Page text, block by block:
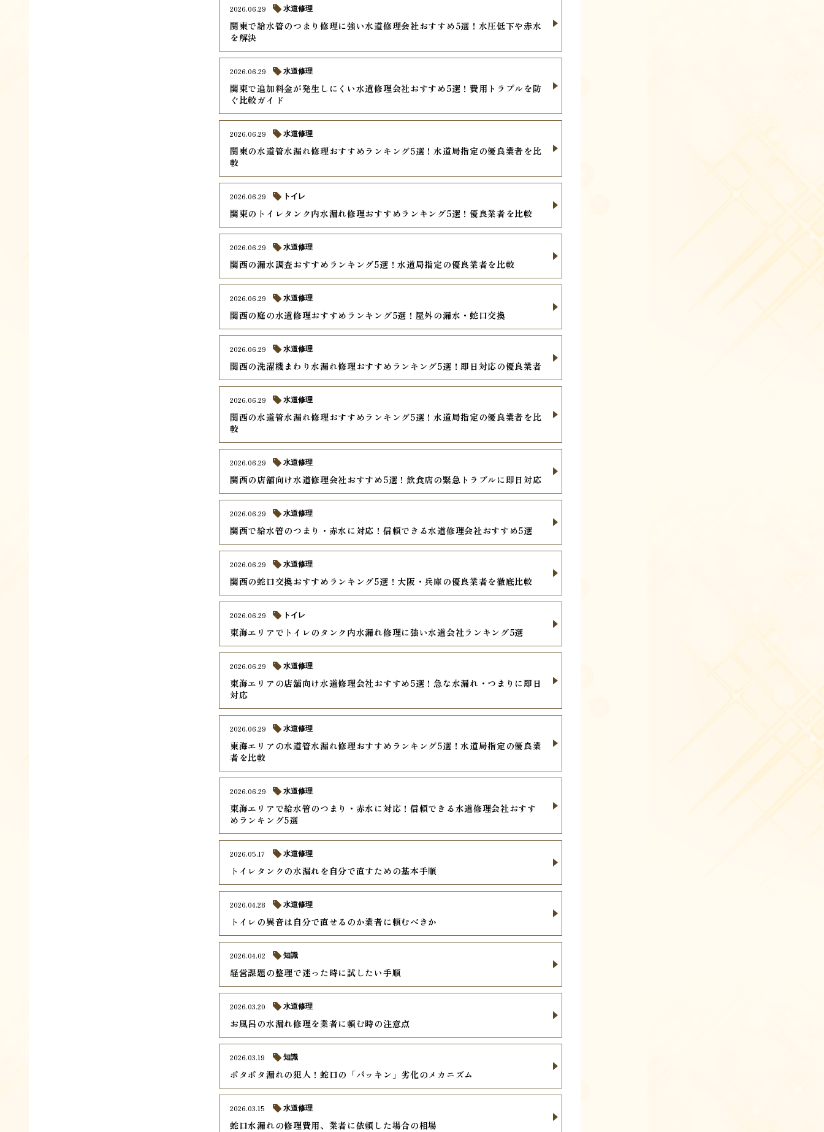
関東で給水管のつまり修理に強い水道修理会社おすすめ5選！水圧低下や赤水
を解決
2026.06.29 水道修理
関東で追加料金が発生しにくい水道修理会社おすすめ5選！費用トラブルを防
ぐ比較ガイド
2026.06.29 水道修理
関東の水道管水漏れ修理おすすめランキング5選！水道局指定の優良業者を比
較
2026.06.29 水道修理
関東のトイレタンク内水漏れ修理おすすめランキング5選！優良業者を比較
2026.06.29 トイレ
関西の漏水調査おすすめランキング5選！水道局指定の優良業者を比較
2026.06.29 水道修理
関西の庭の水道修理おすすめランキング5選！屋外の漏水・蛇口交換
2026.06.29 水道修理
関西の洗濯機まわり水漏れ修理おすすめランキング5選！即日対応の優良業者
2026.06.29 水道修理
関西の水道管水漏れ修理おすすめランキング5選！水道局指定の優良業者を比
較
2026.06.29 水道修理
関西の店舗向け水道修理会社おすすめ5選！飲食店の緊急トラブルに即日対応
2026.06.29 水道修理
関西で給水管のつまり・赤水に対応！信頼できる水道修理会社おすすめ5選
2026.06.29 水道修理
関西の蛇口交換おすすめランキング5選！大阪・兵庫の優良業者を徹底比較
2026.06.29 水道修理
東海エリアでトイレのタンク内水漏れ修理に強い水道会社ランキング5選
2026.06.29 トイレ
東海エリアの店舗向け水道修理会社おすすめ5選！急な水漏れ・つまりに即日
対応
2026.06.29 水道修理
東海エリアの水道管水漏れ修理おすすめランキング5選！水道局指定の優良業
者を比較
2026.06.29 水道修理
東海エリアで給水管のつまり・赤水に対応！信頼できる水道修理会社おすす
めランキング5選
2026.06.29 水道修理
トイレタンクの水漏れを自分で直すための基本手順
2026.05.17 水道修理
トイレの異音は自分で直せるのか業者に頼むべきか
2026.04.28 水道修理
経営課題の整理で迷った時に試したい手順
2026.04.02 知識
お風呂の水漏れ修理を業者に頼む時の注意点
2026.03.20 水道修理
ポタポタ漏れの犯人！蛇口の「パッキン」劣化のメカニズム
2026.03.19 知識
蛇口水漏れの修理費用、業者に依頼した場合の相場
2026.03.15 水道修理